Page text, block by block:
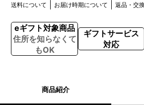
送料について お届け時期について 返品・交
eギフト対象商品
住所を知らなくて
もOK
ギフトサービス
対応
商品紹介